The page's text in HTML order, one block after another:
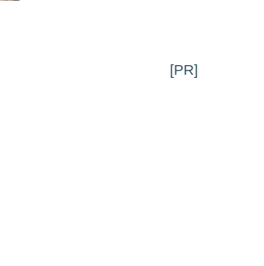
[PR]